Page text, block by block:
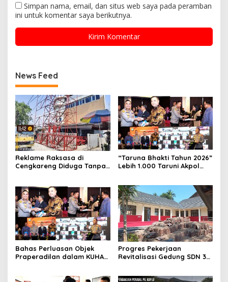
Simpan nama, email, dan situs web saya pada peramban
ini untuk komentar saya berikutnya.
News Feed
Reklame Raksasa di
Cengkareng Diduga Tanpa
Identitas Petugas Tak
Dikenali
“Taruna Bhakti Tahun 2026”
Lebih 1.000 Taruni Akpol
Rakyat
Bahas Perluasan Objek
Praperadilan dalam KUHAP
Progres Pekerjaan
Revitalisasi Gedung SDN 3